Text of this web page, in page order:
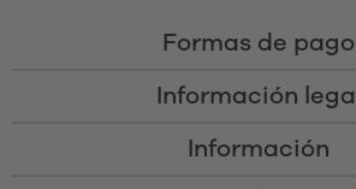
Formas de pago
Información legal
Información